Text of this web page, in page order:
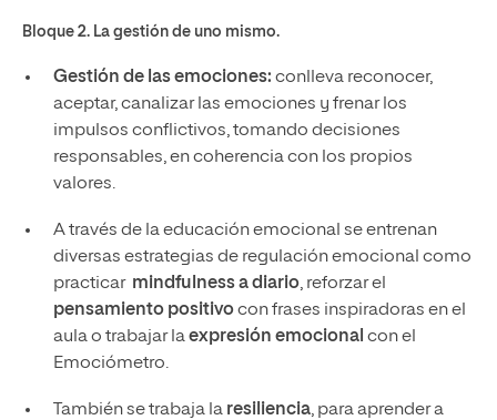
Bloque 2. La gestión de uno mismo.
Gestión de las emociones: conlleva reconocer,
aceptar, canalizar las emociones y frenar los
impulsos conflictivos, tomando decisiones
responsables, en coherencia con los propios
valores.
A través de la educación emocional se entrenan
diversas estrategias de regulación emocional como
practicar mindfulness a diario, reforzar el
pensamiento positivocon frases inspiradoras en el
aula o trabajar laexpresión emocional con el
Emociómetro.
También se trabaja la resiliencia, para aprender a